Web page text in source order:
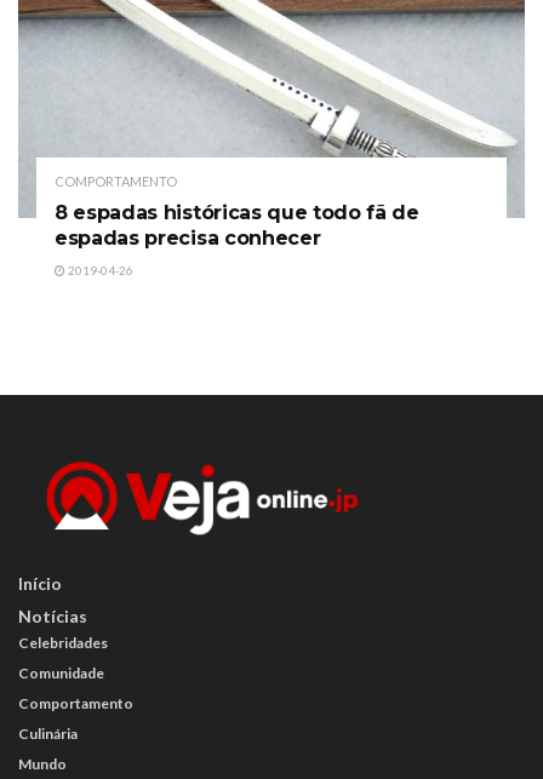
COMPORTAMENTO
8 espadas históricas que todo fã de
espadas precisa conhecer
2019-04-26
Início
Notícias
Celebridades
Comunidade
Comportamento
Culinária
Mundo